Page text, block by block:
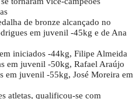
de bronze alcançado no
em juvenil -45kg e de Ana
iniciados -44kg, Filipe Almeida
em juvenil -50kg, Rafael Araújo
em juvenil -55kg, José Moreira em
atletas, qualificou-se com